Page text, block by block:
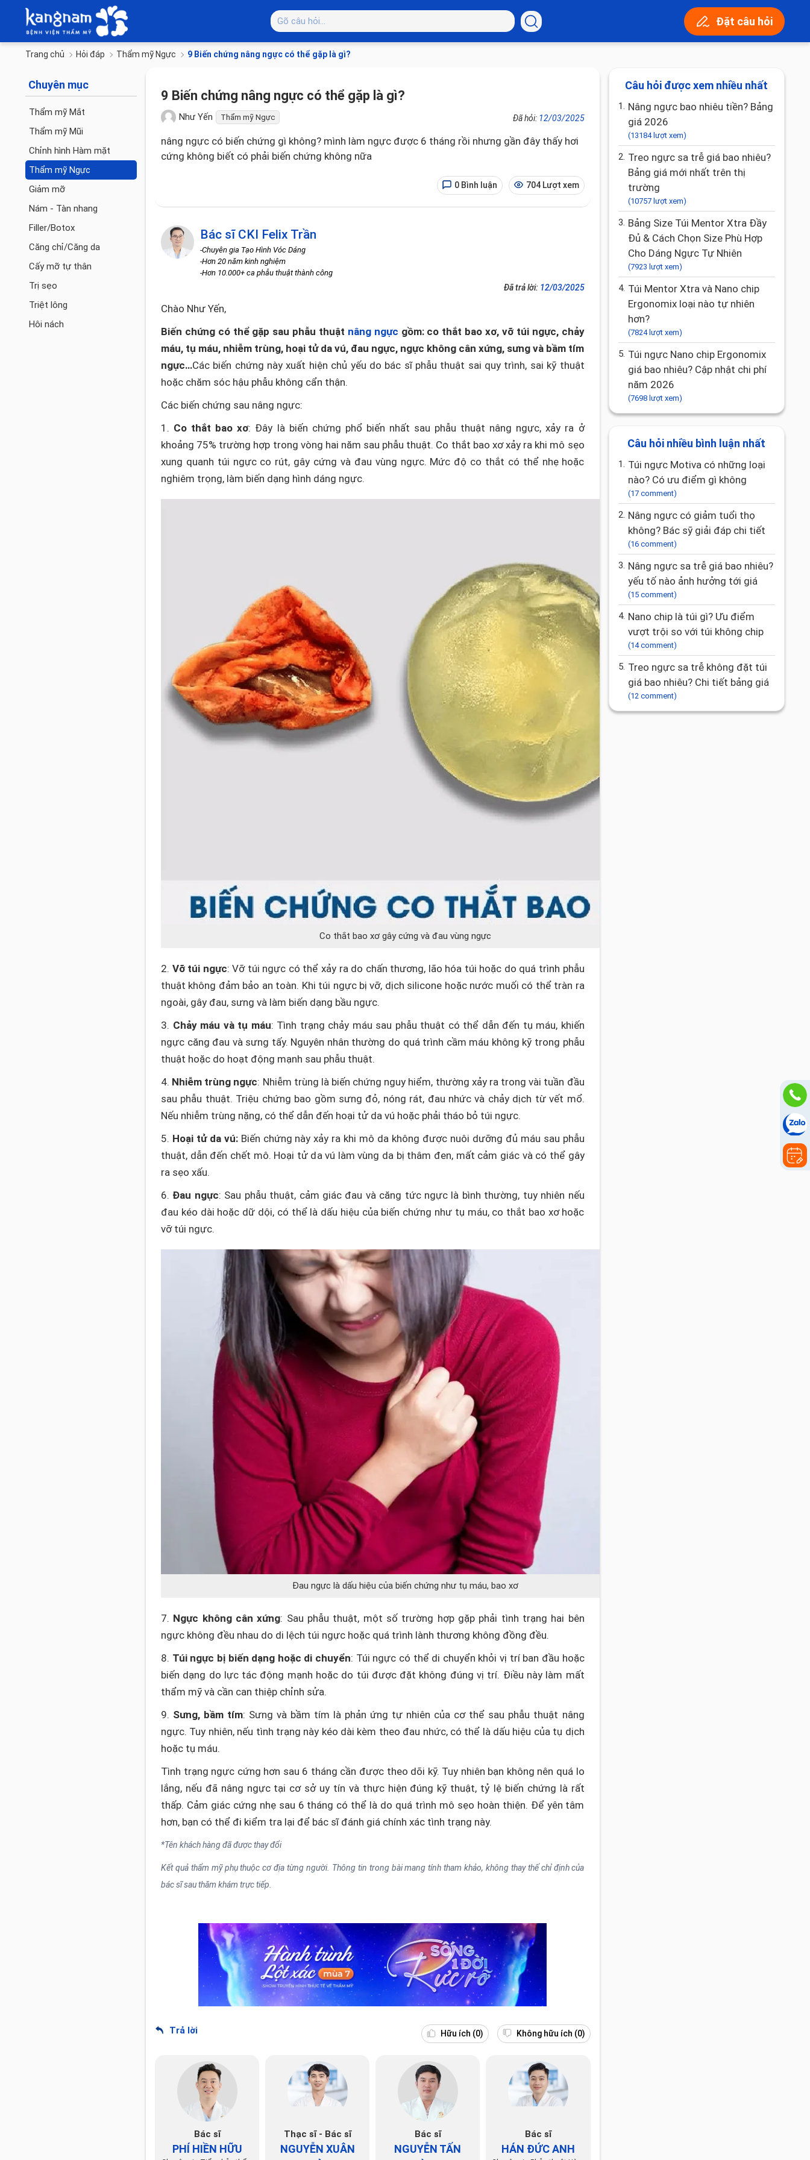
Đặt câu hỏi
Trang chủ Hỏi đáp Thẩm mỹ Ngực 9 Biến chứng nâng ngực có thể gặp là gì?
Chuyên mục
Thẩm mỹ Mắt
Thẩm mỹ Mũi
Chỉnh hình Hàm mặt
Thẩm mỹ Ngực
Giảm mỡ
Nám - Tàn nhang
Filler/Botox
Căng chỉ/Căng da
Cấy mỡ tự thân
Trị sẹo
Triệt lông
Hôi nách
9 Biến chứng nâng ngực có thể gặp là gì?
Như Yến Thẩm mỹ Ngực Đã hỏi: 12/03/2025
nâng ngực có biến chứng gì không? mình làm ngực được 6 tháng rồi nhưng gần đây thấy hơi
cứng không biết có phải biến chứng không nữa
0 Bình luận 704 Lượt xem
Bác sĩ CKI Felix Trần
-Chuyên gia Tạo Hình Vóc Dáng
-Hơn 20 năm kinh nghiệm
-Hơn 10.000+ ca phẫu thuật thành công
Đã trả lời: 12/03/2025
Chào Như Yến,
Biến chứng có thể gặp sau phẫu thuật nâng ngực gồm: co thắt bao xơ, vỡ túi ngực, chảy
máu, tụ máu, nhiễm trùng, hoại tử da vú, đau ngực, ngực không cân xứng, sưng và bầm tím
ngực…Các biến chứng này xuất hiện chủ yếu do bác sĩ phẫu thuật sai quy trình, sai kỹ thuật
hoặc chăm sóc hậu phẫu không cẩn thận.
Các biến chứng sau nâng ngực:
1. Co thắt bao xơ: Đây là biến chứng phổ biến nhất sau phẫu thuật nâng ngực, xảy ra ở
khoảng 75% trường hợp trong vòng hai năm sau phẫu thuật. Co thắt bao xơ xảy ra khi mô sẹo
xung quanh túi ngực co rút, gây cứng và đau vùng ngực. Mức độ co thắt có thể nhẹ hoặc
nghiêm trọng, làm biến dạng hình dáng ngực.
Co thắt bao xơ gây cứng và đau vùng ngực
2. Vỡ túi ngực: Vỡ túi ngực có thể xảy ra do chấn thương, lão hóa túi hoặc do quá trình phẫu
thuật không đảm bảo an toàn. Khi túi ngực bị vỡ, dịch silicone hoặc nước muối có thể tràn ra
ngoài, gây đau, sưng và làm biến dạng bầu ngực.
3. Chảy máu và tụ máu: Tình trạng chảy máu sau phẫu thuật có thể dẫn đến tụ máu, khiến
ngực căng đau và sưng tấy. Nguyên nhân thường do quá trình cầm máu không kỹ trong phẫu
thuật hoặc do hoạt động mạnh sau phẫu thuật.
4. Nhiễm trùng ngực: Nhiễm trùng là biến chứng nguy hiểm, thường xảy ra trong vài tuần đầu
sau phẫu thuật. Triệu chứng bao gồm sưng đỏ, nóng rát, đau nhức và chảy dịch từ vết mổ.
Nếu nhiễm trùng nặng, có thể dẫn đến hoại tử da vú hoặc phải tháo bỏ túi ngực.
5. Hoại tử da vú:Biến chứng này xảy ra khi mô da không được nuôi dưỡng đủ máu sau phẫu
thuật, dẫn đến chết mô. Hoại tử da vú làm vùng da bị thâm đen, mất cảm giác và có thể gây
ra sẹo xấu.
6. Đau ngực: Sau phẫu thuật, cảm giác đau và căng tức ngực là bình thường, tuy nhiên nếu
đau kéo dài hoặc dữ dội, có thể là dấu hiệu của biến chứng như tụ máu, co thắt bao xơ hoặc
vỡ túi ngực.
Đau ngực là dấu hiệu của biến chứng như tụ máu, bao xơ
7. Ngực không cân xứng: Sau phẫu thuật, một số trường hợp gặp phải tình trạng hai bên
ngực không đều nhau do di lệch túi ngực hoặc quá trình lành thương không đồng đều.
8. Túi ngực bị biến dạng hoặc di chuyển: Túi ngực có thể di chuyển khỏi vị trí ban đầu hoặc
biến dạng do lực tác động mạnh hoặc do túi được đặt không đúng vị trí. Điều này làm mất
thẩm mỹ và cần can thiệp chỉnh sửa.
9. Sưng, bầm tím: Sưng và bầm tím là phản ứng tự nhiên của cơ thể sau phẫu thuật nâng
ngực. Tuy nhiên, nếu tình trạng này kéo dài kèm theo đau nhức, có thể là dấu hiệu của tụ dịch
hoặc tụ máu.
Tình trạng ngực cứng hơn sau 6 tháng cần được theo dõi kỹ. Tuy nhiên bạn không nên quá lo
lắng, nếu đã nâng ngực tại cơ sở uy tín và thực hiện đúng kỹ thuật, tỷ lệ biến chứng là rất
thấp. Cảm giác cứng nhẹ sau 6 tháng có thể là do quá trình mô sẹo hoàn thiện. Để yên tâm
hơn, bạn có thể đi kiểm tra lại để bác sĩ đánh giá chính xác tình trạng này.
*Tên khách hàng đã được thay đổi
Kết quả thẩm mỹ phụ thuộc cơ địa từng người. Thông tin trong bài mang tính tham khảo, không thay thế chỉ định của
bác sĩ sau thăm khám trực tiếp.
Trả lời Hữu ích (0) Không hữu ích (0)
Bác sĩ
PHÍ HIỀN HỮU
Thạc sĩ - Bác sĩ
NGUYỄN XUÂN
Bác sĩ
NGUYỄN TẤN
Bác sĩ
HÁN ĐỨC ANH
Câu hỏi được xem nhiều nhất
1. Nâng ngực bao nhiêu tiền? Bảng
giá 2026
(13184 lượt xem)
2. Treo ngực sa trễ giá bao nhiêu?
Bảng giá mới nhất trên thị
trường
(10757 lượt xem)
3. Bảng Size Túi Mentor Xtra Đầy
Đủ & Cách Chọn Size Phù Hợp
Cho Dáng Ngực Tự Nhiên
(7923 lượt xem)
4. Túi Mentor Xtra và Nano chip
Ergonomix loại nào tự nhiên
hơn?
(7824 lượt xem)
5. Túi ngực Nano chip Ergonomix
giá bao nhiêu? Cập nhật chi phí
năm 2026
(7698 lượt xem)
Câu hỏi nhiều bình luận nhất
1. Túi ngực Motiva có những loại
nào? Có ưu điểm gì không
(17 comment)
2. Nâng ngực có giảm tuổi thọ
không? Bác sỹ giải đáp chi tiết
(16 comment)
3. Nâng ngực sa trễ giá bao nhiêu?
yếu tố nào ảnh hưởng tới giá
(15 comment)
4. Nano chip là túi gì? Ưu điểm
vượt trội so với túi không chip
(14 comment)
5. Treo ngực sa trễ không đặt túi
giá bao nhiêu? Chi tiết bảng giá
(12 comment)